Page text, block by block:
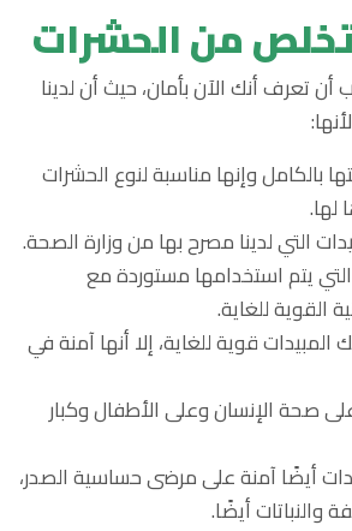
من الحشرات
تعرف أنك الآن بأمان، حيث أن لدينا
بالكامل وإنها مناسبة لنوع الحشرات
لها.
التي لدينا مصرح بها من وزارة الصحة.
يتم استخدامها مستوردة مع
القوية للغاية.
المبيدات قوية للغاية، إلا أنها آمنة في
صحة الإنسان وعلى الأطفال وكبار
أيضًا آمنة على مرضى حساسية الصدر،
والنباتات أيضًا.